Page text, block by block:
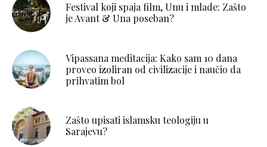
Festival koji spaja film, Unu i mlade: Zašto
je Avant & Una poseban?
Vipassana meditacija: Kako sam 10 dana
proveo izoliran od civilizacije i naučio da
prihvatim bol
Zašto upisati islamsku teologiju u
Sarajevu?